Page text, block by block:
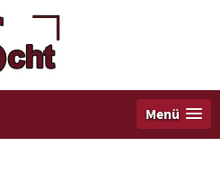
Menü